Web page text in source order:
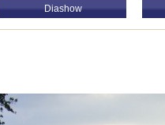
Diashow